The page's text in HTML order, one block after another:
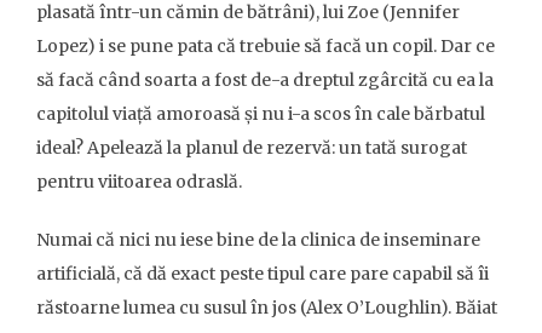
plasată într-un cămin de bătrâni), lui Zoe (Jennifer
Lopez) i se pune pata că trebuie să facă un copil. Dar ce
să facă când soarta a fost de-a dreptul zgârcită cu ea la
capitolul viață amoroasă și nu i-a scos în cale bărbatul
ideal? Apelează la planul de rezervă: un tată surogat
pentru viitoarea odraslă.
Numai că nici nu iese bine de la clinica de inseminare
artificială, că dă exact peste tipul care pare capabil să îi
răstoarne lumea cu susul în jos (Alex O’Loughlin). Băiat